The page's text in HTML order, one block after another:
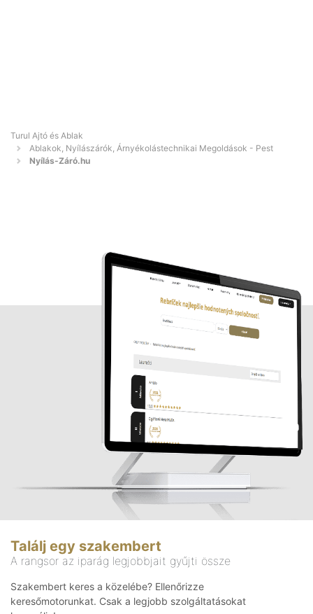
Turul Ajtó és Ablak
Ablakok, Nyílászárók, Árnyékolástechnikai Megoldások - Pest
Nyílás-Záró.hu
Találj egy szakembert
A rangsor az iparág legjobbjait gyűjti össze
Szakembert keres a közelébe? Ellenőrizze
keresőmotorunkat. Csak a legjobb szolgáltatásokat